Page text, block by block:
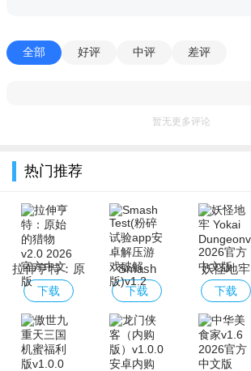
全部 好评 中评 差评
暂无更多评论
热门推荐
拉伸亨特：原
始的猎物
下载
Smash
Test(粉碎试验
app安卓解压
游戏破解版)
下载
妖怪地牢
Yokai
Dungeon
下载